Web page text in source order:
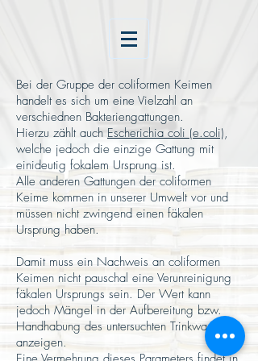
Bei der Gruppe der coliformen Keimen
handelt es sich um eine Vielzahl an
verschiednen Bakteriengattungen.
Hierzu zählt auchEscherichia coli (e.coli),
welche jedoch die einzige Gattung mit
einideutig fokalem Ursprung ist.
Alle anderen Gattungen der coliformen
Keime kommen in unserer Umwelt vor und
müssen nicht zwingend einen fäkalen
Ursprung haben.
Damit muss ein Nachweis an coliformen
Keimen nicht pauschal eine Verunreinigung
fäkalen Ursprungs sein. Der Wert kann
jedoch Mängel in der Aufbereitung bzw.
Handhabung des untersuchten Trinkwasser
anzeigen.